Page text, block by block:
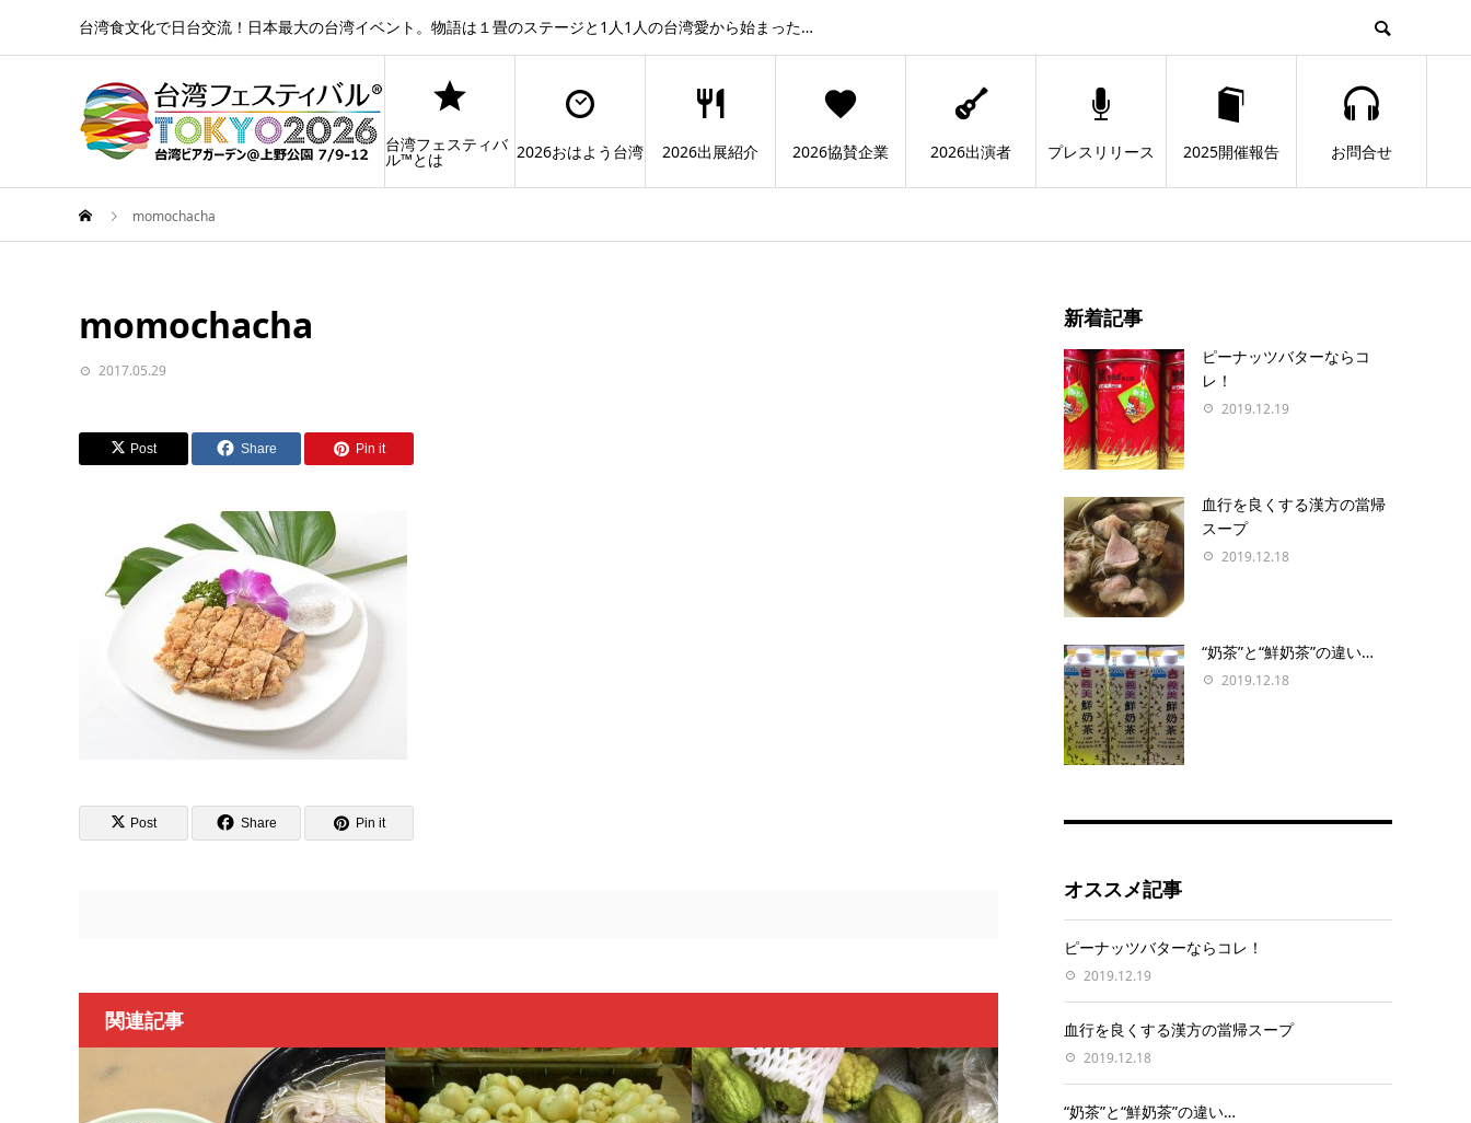
台湾食文化で日台交流！日本最大の台湾イベント。物語は１畳のステージと1人1人の台湾愛から始まった…
台湾フェスティバ
ル™とは 2026おはよう台湾 2026出展紹介 2026協賛企業 2026出演者 プレスリリース 2025開催報告 お問合せ
momochacha
momochacha
2017.05.29
Post Share Pin it
Post Share Pin it
関連記事
新着記事
ピーナッツバターならコ
レ！
2019.12.19
血行を良くする漢方の當帰
スープ
2019.12.18
“奶茶”と“鮮奶茶”の違い…
2019.12.18
オススメ記事
ピーナッツバターならコレ！
2019.12.19
血行を良くする漢方の當帰スープ
2019.12.18
“奶茶”と“鮮奶茶”の違い…